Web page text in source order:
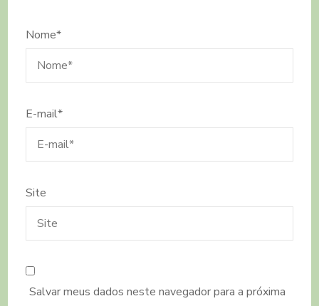
Nome*
E-mail*
Site
Salvar meus dados neste navegador para a próxima